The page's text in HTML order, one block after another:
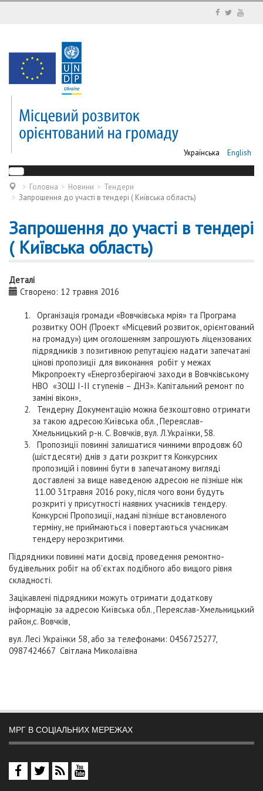
Українська English
Головна Новини
Тендери
Запрошення до участі в тендері ( Київська область)
Запрошення до участі в тендері
( Київська область)
Деталі
Створено: 12 травня 2016
Організація громади «Вовчківська мрія» та Програма
розвитку ООН (Проект «Місцевий розвиток, орієнтований
на громаду») цим оголошенням запрошують ліцензованих
підрядників з позитивною репутацією надати запечатані
цінові пропозиції для виконання робіт у межах
Мікропроекту «Енергозберігаючі заходи в Вовчківському
НВО «ЗОШ І-ІІ ступенів – ДНЗ». Капітальний ремонт по
заміні вікон»,
Тендерну Документацію можна безкоштовно отримати
за такою адресою:Київська обл., Переяслав-
Хмельницький р-н. С. Вовчків, вул. Л.Українки, 58.
Пропозиції повинні залишатися чинними впродовж 60
(шістдесяти) днів з дати розкриття Конкурсних
пропозицій і повинні бути в запечатаному вигляді
доставлені за вище наведеною адресою не пізніше ніж
11.00 31травня 2016 року, після чого вони будуть
розкриті у присутності наявних учасників тендеру.
Конкурсні Пропозиції, надані пізніше встановленого
терміну, не приймаються і повертаються учасникам
тендеру нерозкритими.
Підрядники повинні мати досвід проведення ремонтно-
будівельних робіт на об’єктах подібного або вищого рівня
складності.
Зацікавлені підрядники можуть отримати додаткову
інформацію за адресою Київська обл., Переяслав-Хмельницький
район,с. Вовчків,
вул. Лесі Українки 58, або за телефонами: 0456725277,
0987424667 Світлана Миколаївна
МРГ В СОЦІАЛЬНИХ МЕРЕЖАХ